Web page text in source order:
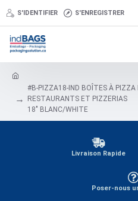
S'IDENTIFIER S'ENREGISTRER
#B-PIZZA18-IND BOÎTES À PIZZA
RESTAURANTS ET PIZZERIAS
18" BLANC/WHITE
Livraison Rapide
Poser-nous